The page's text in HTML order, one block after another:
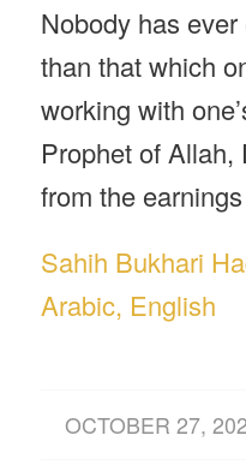
Nobody has
than that which
working with
Prophet of Allah,
from the
Sahih Bukhari
Arabic, English
OCTOBER 27,
/